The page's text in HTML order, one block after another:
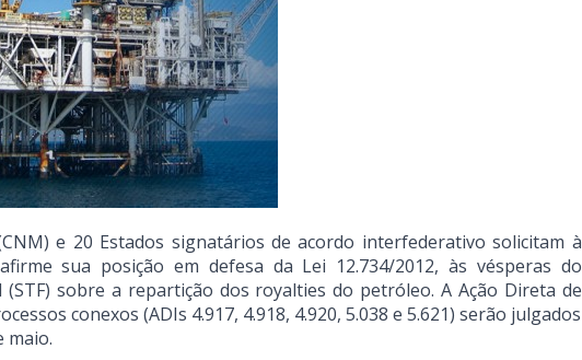
e 20 Estados signatários de acordo interfederativo solicitam à
sua posição em defesa da Lei 12.734/2012, às vésperas do
sobre a repartição dos royalties do petróleo. A Ação Direta de
conexos (ADIs 4.917, 4.918, 4.920, 5.038 e 5.621) serão julgados
maio.